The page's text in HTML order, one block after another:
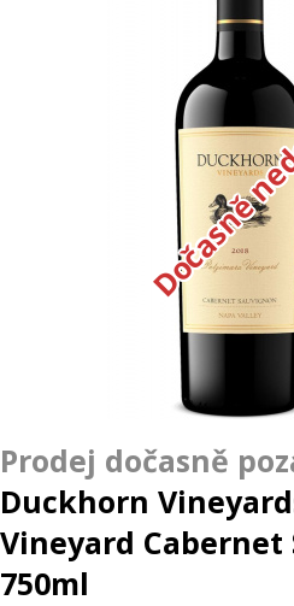
Duckhorn
Vineyard Cabernet
750ml